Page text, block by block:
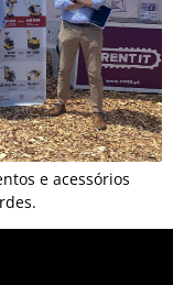
e acessórios